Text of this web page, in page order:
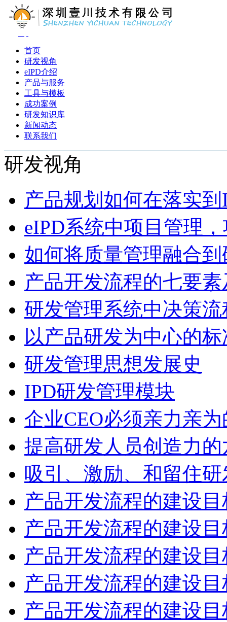
首页
研发视角
eIPD介绍
产品与服务
工具与模板
成功案例
研发知识库
新闻动态
联系我们
研发视角
产品规划如何在落实
eIPD系统中项目管理
如何将质量管理融合
产品开发流程的七要
研发管理系统中决策
以产品研发为中心的
研发管理思想发展史
IPD研发管理模块
企业CEO必须亲力亲
提高研发人员创造力
吸引、激励、和留住
产品开发流程的建设
产品开发流程的建设
产品开发流程的建设
产品开发流程的建设
产品开发流程的建设